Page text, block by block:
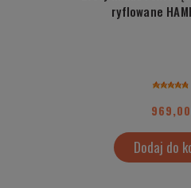
ryflowane
Dodaj do